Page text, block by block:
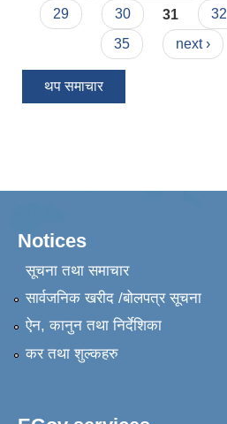
29
30 31 32
35
next ›
थप समाचार
Notices
सूचना तथा समाचार
सार्वजनिक खरीद /बोलपत्र सूचना
ऐन, कानुन तथा निर्देशिका
कर तथा शुल्कहरु